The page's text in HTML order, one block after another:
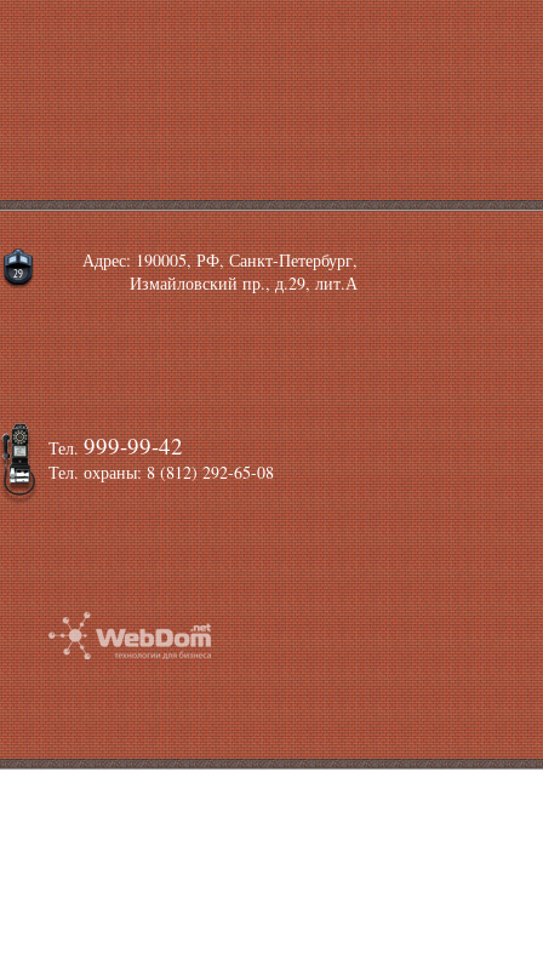
Тел.999-99-42
Тел. охраны: 8 (812) 292-65-08
Адрес: 190005, РФ, Санкт-Петербург,
Измайловский пр., д.29, лит.А